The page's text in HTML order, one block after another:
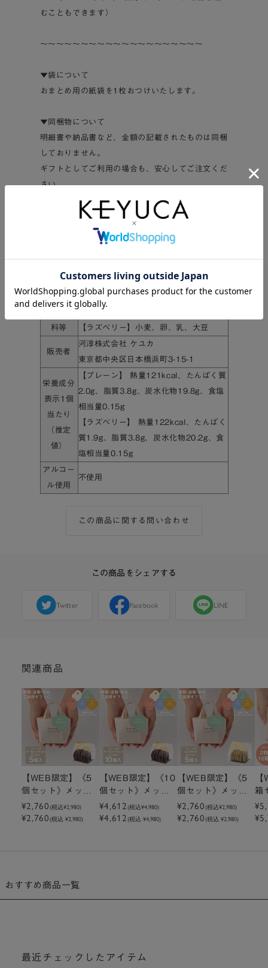
むこともできます）
～～～～～～～～～～～～～～～～～～～～
▼袋について
おまとめ用の紙袋を1枚おつけいたします。
▼同梱物について
明細書や納品書など、金額の記載されたものは同梱
しておりません。
ギフトとしてご利用の場合も、安心してご注文くだ
さい。
～～～～～～～～～～～～～～～～～～～～
保存方法 直射日光、高温多湿を避けて保存
賞味期限 発送日から30日以上
特定原材
料等
【プレーン】小麦、卵、乳、大豆
【ラズベリー】小麦、卵、乳、大豆
販売者
河淳株式会社 ケユカ
東京都中央区日本橋浜町3-15-1
栄養成分
表示1個
当たり
（推定
値）
【プレーン】 熱量121kcal、たんぱく質
2.0g、脂質3.8g、炭水化物19.8g、食塩
相当量0.15g
【ラズベリー】 熱量122kcal、たんぱく
質1.9g、脂質3.8g、炭水化物20.2g、食
塩相当量0.15g
アルコー
ル使用
不使用
この商品に関する問い合わせ
この商品をシェアする
Twitter Facebook LINE
関連商品
【WEB限定】《5
個セット》メッセ
ージ付きミニトー
トクッキーアーモ
¥2,760(税込¥2,980)
¥2,760(税込 ¥2,980)
【WEB限定】《10
個セット》メッセ
ージ付きミニトー
トクッキーアーモ
¥4,612(税込¥4,980)
¥4,612(税込 ¥4,980)
【WEB限定】《5
個セット》メッセ
ージ付きミニトー
トクッキーピスタ
¥2,760(税込¥2,980)
¥2,760(税込 ¥2,980)
箱
ー
ブ
おすすめ商品一覧
最近チェックしたアイテム